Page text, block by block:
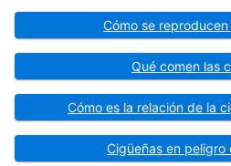
Cómo se
Qué comen las
Cómo es la relación de la
Cigüeñas en peligro